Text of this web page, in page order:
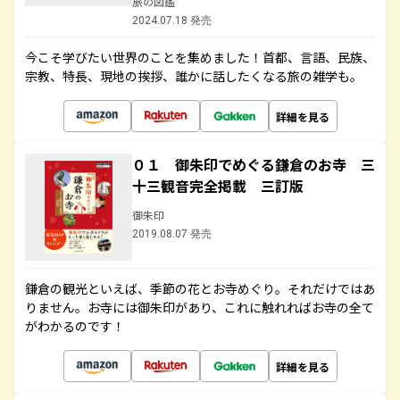
2024.07.18 発売
今こそ学びたい世界のことを集めました！首都、言語、民族、
宗教、特長、現地の挨拶、誰かに話したくなる旅の雑学も。
詳細を見る
０１ 御朱印でめぐる鎌倉のお寺 三
十三観音完全掲載 三訂版
御朱印
2019.08.07 発売
鎌倉の観光といえば、季節の花とお寺めぐり。それだけではあ
りません。お寺には御朱印があり、これに触れればお寺の全て
がわかるのです！
詳細を見る